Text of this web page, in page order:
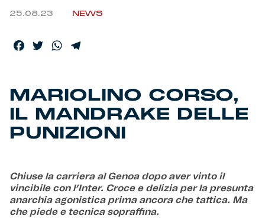
Fortissimo batte il mio cuor
25.08.23 NEWS
Facebook
TwitterWhatsApp
MARIOLINO CORSO,
IL MANDRAKE DELLE
PUNIZIONI
Chiuse la carriera al Genoa dopo aver vinto il
vincibile con l’Inter. Croce e delizia per la presunta
anarchia agonistica prima ancora che tattica. Ma
che piede e tecnica sopraffina.